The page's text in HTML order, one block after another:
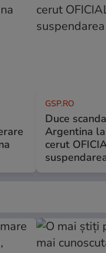
GSP.RO
Duce
Argentina
cerut